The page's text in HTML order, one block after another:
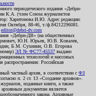
периодического издания «Дебри-
К.А. (член Союза журналистов
Харитонова И.Ю. Адрес редакции:
Октября, 88-46, т./ф.84212296081.
editor@debri-dv.com
«Дебри-ДВ» (на общественных
Ю.Н. Юрьев, Ю.В. Ковалев,
Б.М. Сухинин, О.В. Егорова
ЭЛ № ФС77-45537 выдано
технологий и массовых
Российская
частный архив, в соответствии с ФЗ
согласно п. 2 ст. 13 «Создание архивов».
изданные книги, а также
документам является
закона. Архивные